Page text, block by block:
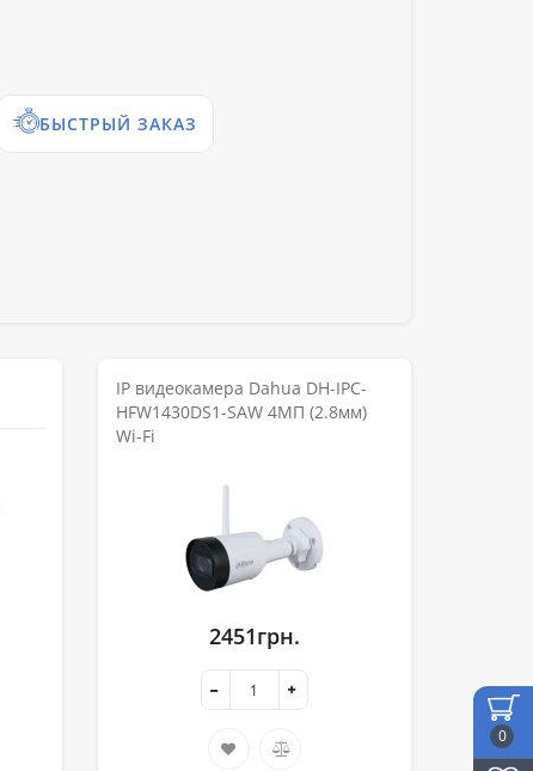
0
БЫСТРЫЙ ЗАКАЗ
IP видеокамера Dahua DH-IPC-
HFW1430DS1-SAW 4МП (2.8мм)
Wi-Fi
2451грн.